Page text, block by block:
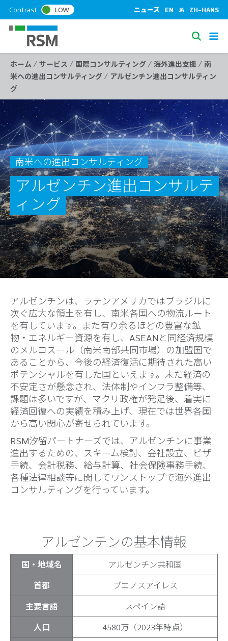
k
t
n
t
e
n
t
Contrast LOW ニュース EN JA ZH-HANS
S
e
a
r
h
ホーム / サービス / 国際コンサルティング / 海外進出支援 / 南
米への進出コンサルティング / アルゼンチン進出コンサルティン
グ
南米への進出コンサルティング
アルゼンチン進出コンサルテ
ィング
アルゼンチンは、ラテンアメリカではブラジルに
次ぐ広大な領土を有し、南米各国への物流ルート
を有しています。また有り余るほどの豊富な鉱
物・エネルギー資源を有し、ASEANと同経済規模
のメルコスール（南米南部共同市場）の加盟国で
あることから、今後の経済復活に期待された高い
ポテンシャルを有した国といえます。未だ経済の
不安定さが懸念され、法体制やインフラ整備等、
課題は多いですが、マクリ政権が発足後、着実に
経済回復への実績を積み上げ、現在では世界各国
から高い関心が寄せられています。
RSM汐留パートナーズでは、アルゼンチンに事業
進出するための、スキーム検討、会社設立、ビザ
手続、会計税務、給与計算、社会保険事務手続、
各種法律相談等に関してワンストップで海外進出
コンサルティングを行っています。
アルゼンチンの基本情報
国・地域名 アルゼンチン共和国
首都 ブエノスアイレス
主要言語 スペイン語
人口 4580万（2023年時点）